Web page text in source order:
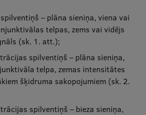
– plāna sieniņa, viena vai
telpas, zems vai vidējs
(sk. 1. att.);
spilventiņš – plāna sieniņa,
telpa, zemas intensitātes
šķidruma sakopojumiem (sk. 2.
spilventiņš – bieza sieniņa,